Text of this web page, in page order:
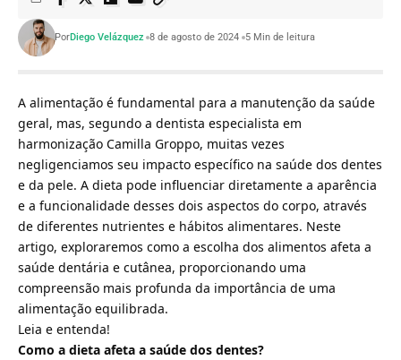
PorDiego Velázquez 8 de agosto de 2024 5 Min de leitura
A alimentação é fundamental para a manutenção da saúde
geral, mas, segundo a dentista especialista em
harmonização Camilla Groppo, muitas vezes
negligenciamos seu impacto específico na saúde dos dentes
e da pele. A dieta pode influenciar diretamente a aparência
e a funcionalidade desses dois aspectos do corpo, através
de diferentes nutrientes e hábitos alimentares. Neste
artigo, exploraremos como a escolha dos alimentos afeta a
saúde dentária e cutânea, proporcionando uma
compreensão mais profunda da importância de uma
alimentação equilibrada.
Leia e entenda!
Como a dieta afeta a saúde dos dentes?